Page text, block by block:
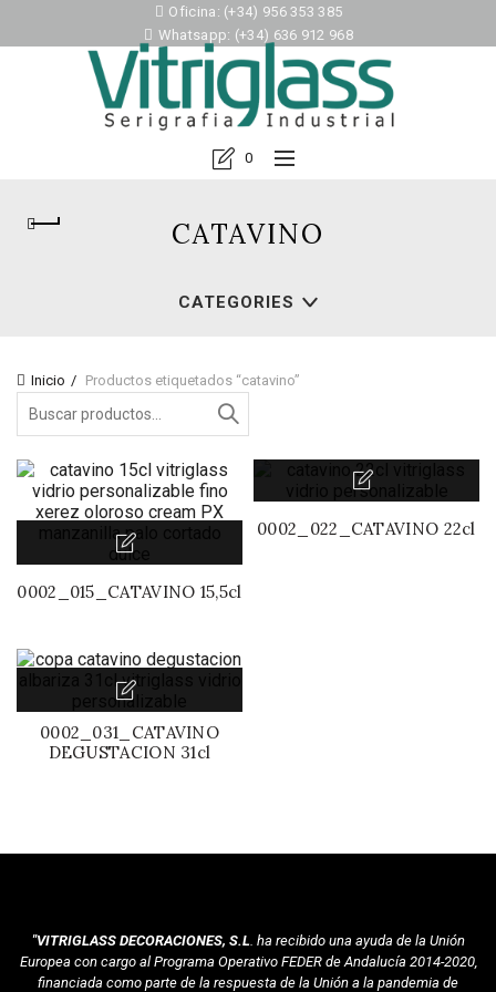
Oficina: (+34) 956 353 385
Whatsapp: (+34) 636 912 968
0
CATAVINO
CATEGORIES
Inicio Productos etiquetados “catavino”
for:
0002_015_CATAVINO 15,5cl
0002_022_CATAVINO 22cl
0002_031_CATAVINO
DEGUSTACION 31cl
"VITRIGLASS DECORACIONES, S.L. ha recibido una ayuda de la Unión
Europea con cargo al Programa Operativo FEDER de Andalucía 2014-2020,
financiada como parte de la respuesta de la Unión a la pandemia de